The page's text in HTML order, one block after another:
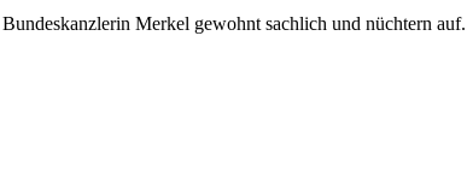
Merkel gewohnt sachlich und nüchtern auf.